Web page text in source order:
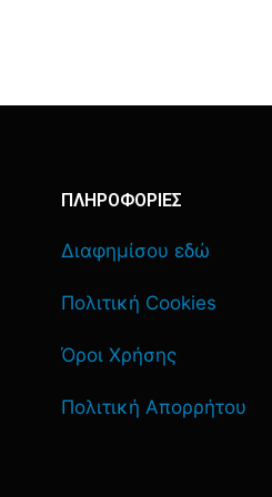
ΠΛΗΡΟΦΟΡΙΕΣ
Διαφημίσου εδώ
Πολιτική Cookies
Όροι Χρήσης
Πολιτική Απορρήτου